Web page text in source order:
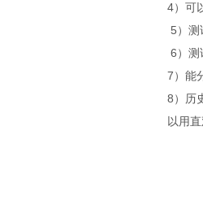
4）可
5）测
6）测
7）能
8）历
以用